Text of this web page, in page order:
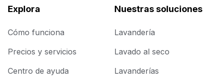
Explora
Cómo funciona
Precios y servicios
Centro de ayuda
Nuestras soluciones
Lavandería
Lavado al seco
Lavanderías